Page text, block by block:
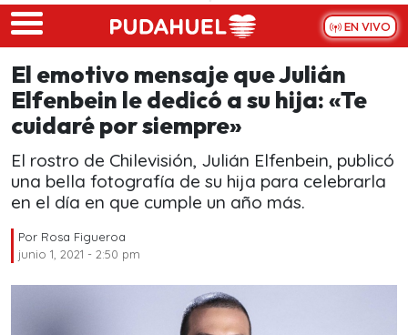
Skip to main content
EN VIVO
El emotivo mensaje que Julián
Elfenbein le dedicó a su hija: «Te
cuidaré por siempre»
El rostro de Chilevisión, Julián Elfenbein, publicó
una bella fotografía de su hija para celebrarla
en el día en que cumple un año más.
Por Rosa Figueroa
junio 1, 2021 - 2:50 pm